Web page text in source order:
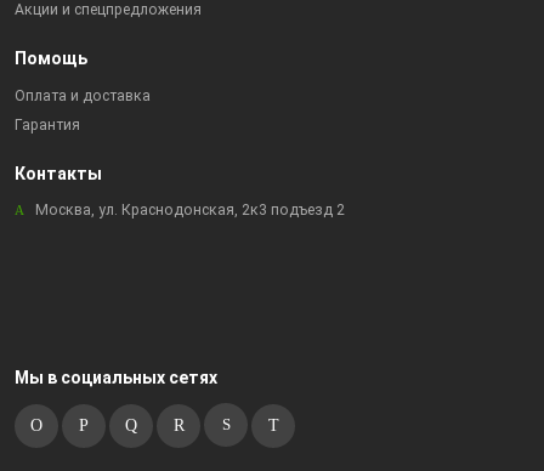
Акции и спецпредложения
Помощь
Оплата и доставка
Гарантия
Контакты
Москва, ул. Краснодонская, 2к3 подъезд 2
Мы в социальных сетях